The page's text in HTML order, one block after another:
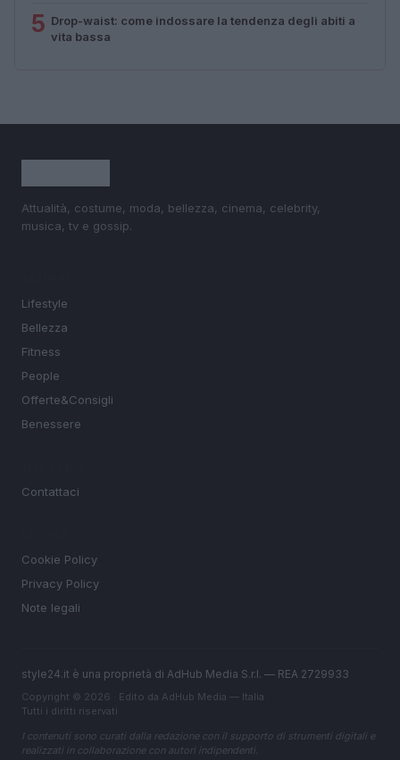
5 Drop-waist: come indossare la tendenza degli abiti a
vita bassa
Attualità, costume, moda, bellezza, cinema, celebrity,
musica, tv e gossip.
Lifestyle
Bellezza
Fitness
People
Offerte&Consigli
Benessere
Contattaci
Cookie Policy
Privacy Policy
Note legali
style24.it è una proprietà di AdHub Media S.r.l. — REA 2729933
Copyright © 2026 · Edito da AdHub Media — Italia
Tutti i diritti riservati
I contenuti sono curati dalla redazione con il supporto di strumenti digitali e
realizzati in collaborazione con autori indipendenti.